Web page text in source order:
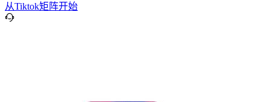
从Tiktok矩阵开始